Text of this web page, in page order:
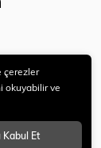
çerezler
okuyabilir ve
Kabul Et